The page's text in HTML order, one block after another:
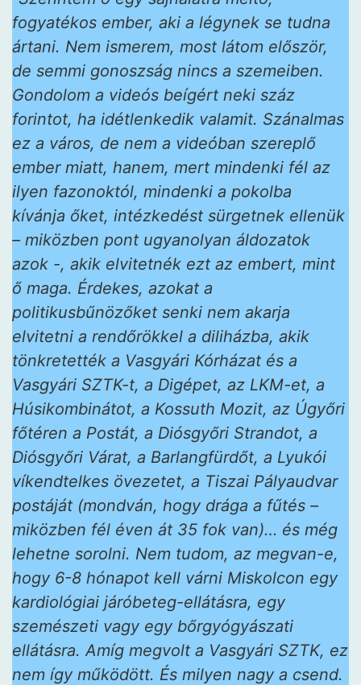
fogyatékos ember, aki a légynek se tudna
ártani. Nem ismerem, most látom először,
de semmi gonoszság nincs a szemeiben.
Gondolom a videós beígért neki száz
forintot, ha idétlenkedik valamit. Szánalmas
ez a város, de nem a videóban szereplő
ember miatt, hanem, mert mindenki fél az
ilyen fazonoktól, mindenki a pokolba
kívánja őket, intézkedést sürgetnek ellenük
– miközben pont ugyanolyan áldozatok
azok -, akik elvitetnék ezt az embert, mint
ő maga. Érdekes, azokat a
politikusbűnözőket senki nem akarja
elvitetni a rendőrökkel a diliházba, akik
tönkretették a Vasgyári Kórházat és a
Vasgyári SZTK-t, a Digépet, az LKM-et, a
Húsikombinátot, a Kossuth Mozit, az Úgyőri
főtéren a Postát, a Diósgyőri Strandot, a
Diósgyőri Várat, a Barlangfürdőt, a Lyukói
víkendtelkes övezetet, a Tiszai Pályaudvar
postáját (mondván, hogy drága a fűtés –
miközben fél éven át 35 fok van)… és még
lehetne sorolni. Nem tudom, az megvan-e,
hogy 6-8 hónapot kell várni Miskolcon egy
kardiológiai járóbeteg-ellátásra, egy
szemészeti vagy egy bőrgyógyászati
ellátásra. Amíg megvolt a Vasgyári SZTK, ez
nem így működött. És milyen nagy a csend.